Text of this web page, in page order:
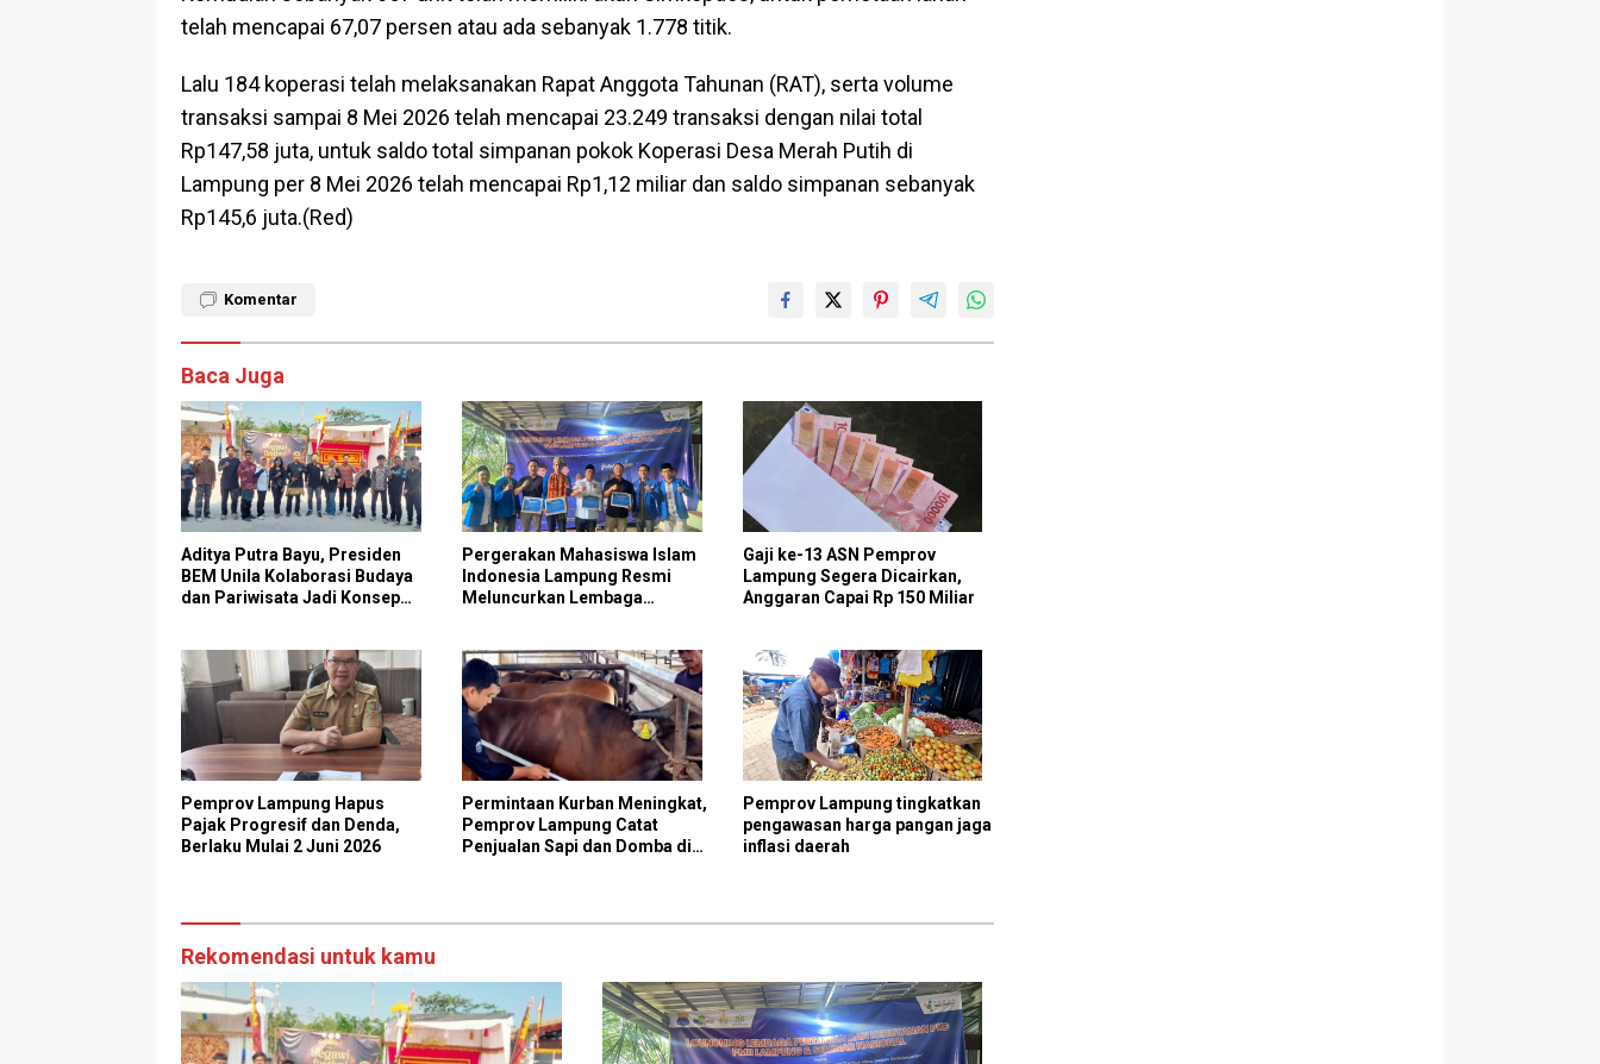
telah mencapai 67,07 persen atau ada sebanyak 1.778 titik.
Lalu 184 koperasi telah melaksanakan Rapat Anggota Tahunan (RAT), serta volume
transaksi sampai 8 Mei 2026 telah mencapai 23.249 transaksi dengan nilai total
Rp147,58 juta, untuk saldo total simpanan pokok Koperasi Desa Merah Putih di
Lampung per 8 Mei 2026 telah mencapai Rp1,12 miliar dan saldo simpanan sebanyak
Rp145,6 juta.(Red)
Komentar
Baca Juga
Aditya Putra Bayu, Presiden
BEM Unila Kolaborasi Budaya
dan Pariwisata Jadi Konsep
Pergerakan Mahasiswa Islam
Indonesia Lampung Resmi
Meluncurkan Lembaga
Gaji ke-13 ASN Pemprov
Lampung Segera Dicairkan,
Anggaran Capai Rp 150 Miliar
Pemprov Lampung Hapus
Pajak Progresif dan Denda,
Berlaku Mulai 2 Juni 2026
Permintaan Kurban Meningkat,
Pemprov Lampung Catat
Penjualan Sapi dan Domba di
Pemprov Lampung tingkatkan
pengawasan harga pangan jaga
inflasi daerah
Rekomendasi untuk kamu